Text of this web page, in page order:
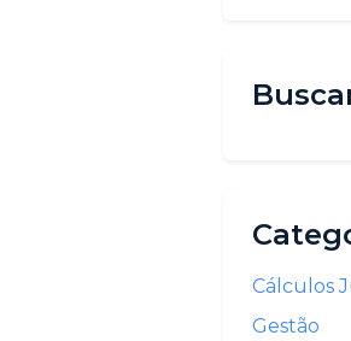
Cálculos
Gestão